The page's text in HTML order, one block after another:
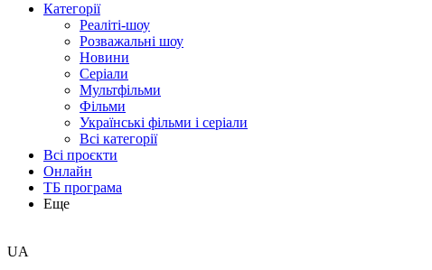
Категорії
Реаліті-шоу
Розважальні шоу
Новини
Серіали
Мультфільми
Фільми
Українські фільми і серіали
Всі категорії
Всі проєкти
Онлайн
ТБ програма
Еще
UA